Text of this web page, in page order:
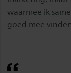
waarmee ik
goed mee